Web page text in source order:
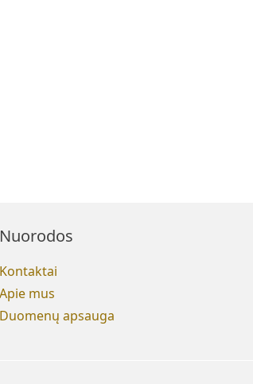
Nuorodos
Kontaktai
Apie mus
Duomenų apsauga